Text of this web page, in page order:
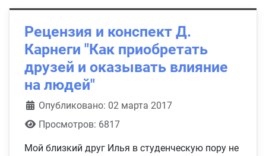
Рецензия и конспект Д.
Карнеги "Как приобретать
друзей и оказывать влияние
на людей"
Информация о материале
Опубликовано: 02 марта 2017
Просмотров: 6817
Мой близкий друг Илья в студенческую пору не